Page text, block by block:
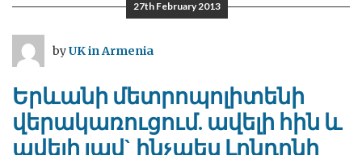
27th February 2013
byUK in Armenia
Երևանի մետրոպոլիտենի
վերակառուցում. ավելի հին և
ավելի լավ` ինչպես Լոնդոնի